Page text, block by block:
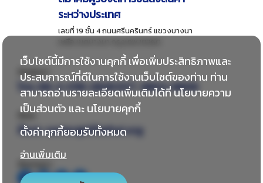
เว็บไซต์นี้มีการใช้งานคุกกี้ เพื่อเพิ่มประสิทธิภาพและ
ประสบการณ์ที่ดีในการใช้งานเว็บไซต์ของท่าน ท่าน
สามารถอ่านรายละเอียดเพิ่มเติมได้ที่นโยบายความ
เป็นส่วนตัว และนโยบายคุกกี้
ตั้งค่าคุกกี้ยอมรับทั้งหมด
อ่านเพิ่มเติม
ระหว่างประเทศ
เลขที่ 19 ชั้น 4 ถนนศรีนครินทร์ แขวงบางนา
ติดต่อเรา
โทร: 66-2-018-2828 EXT. 8802-8806
อีเมล
อีเมล:center@tiffathai.org
ติดตามเรา